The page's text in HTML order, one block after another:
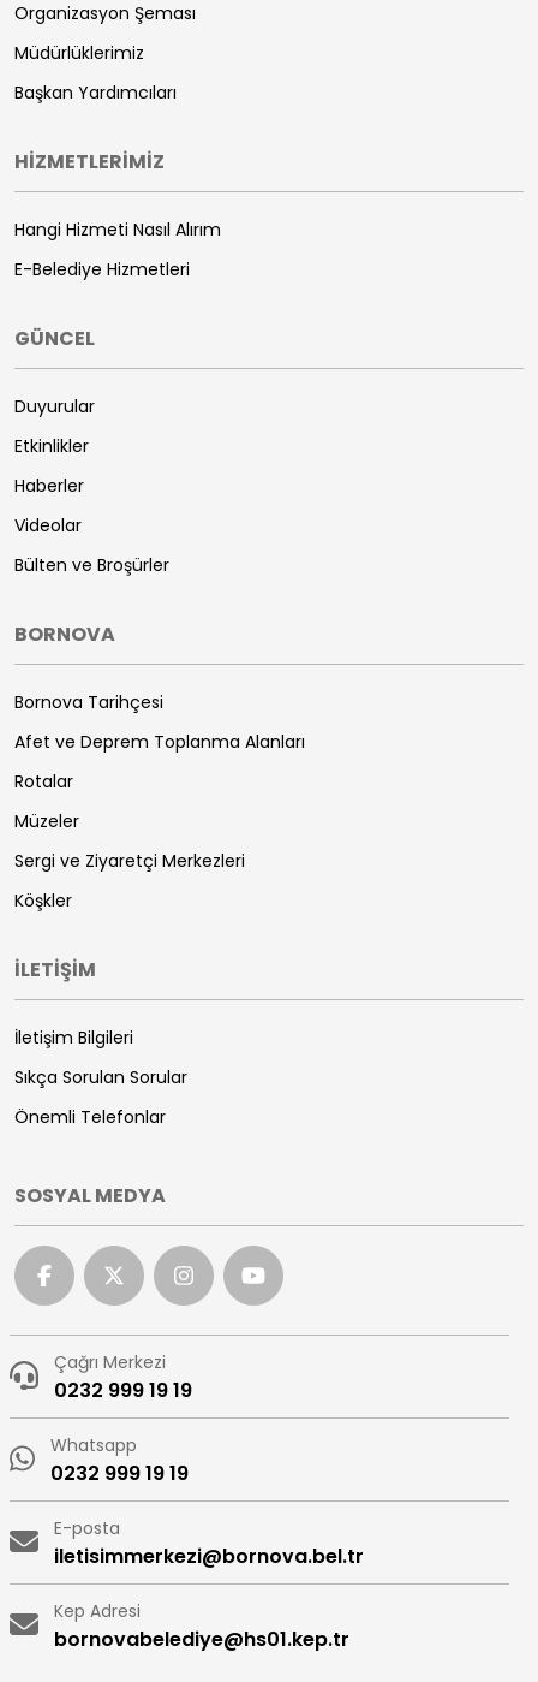
Organizasyon Şeması
Müdürlüklerimiz
Başkan Yardımcıları
HİZMETLERİMİZ
Hangi Hizmeti Nasıl Alırım
E-Belediye Hizmetleri
GÜNCEL
Duyurular
Etkinlikler
Haberler
Videolar
Bülten ve Broşürler
BORNOVA
Bornova Tarihçesi
Afet ve Deprem Toplanma Alanları
Rotalar
Müzeler
Sergi ve Ziyaretçi Merkezleri
Köşkler
İLETİŞİM
İletişim Bilgileri
Sıkça Sorulan Sorular
Önemli Telefonlar
SOSYAL MEDYA
Çağrı Merkezi
0232 999 19 19
Whatsapp
0232 999 19 19
E-posta
iletisimmerkezi@bornova.bel.tr
Kep Adresi
bornovabelediye@hs01.kep.tr